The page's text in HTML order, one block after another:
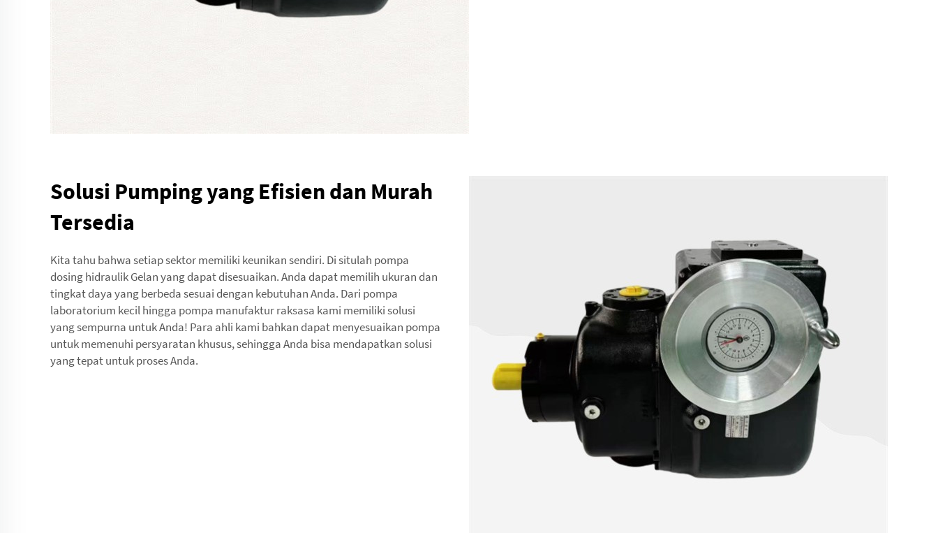
Solusi Pumping yang Efisien dan Murah
Tersedia
Kita tahu bahwa setiap sektor memiliki keunikan sendiri. Di situlah pompa
dosing hidraulik Gelan yang dapat disesuaikan. Anda dapat memilih ukuran dan
tingkat daya yang berbeda sesuai dengan kebutuhan Anda. Dari pompa
laboratorium kecil hingga pompa manufaktur raksasa kami memiliki solusi
yang sempurna untuk Anda! Para ahli kami bahkan dapat menyesuaikan pompa
untuk memenuhi persyaratan khusus, sehingga Anda bisa mendapatkan solusi
yang tepat untuk proses Anda.